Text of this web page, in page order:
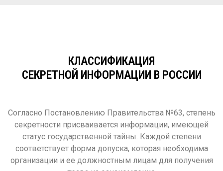
КЛАССИФИКАЦИЯ
СЕКРЕТНОЙ ИНФОРМАЦИИ В РОССИИ
Согласно Постановлению Правительства №63, степень
секретности присваивается информации, имеющей
статус государственной тайны. Каждой степени
соответствует форма допуска, которая необходима
организации и ее должностным лицам для получения